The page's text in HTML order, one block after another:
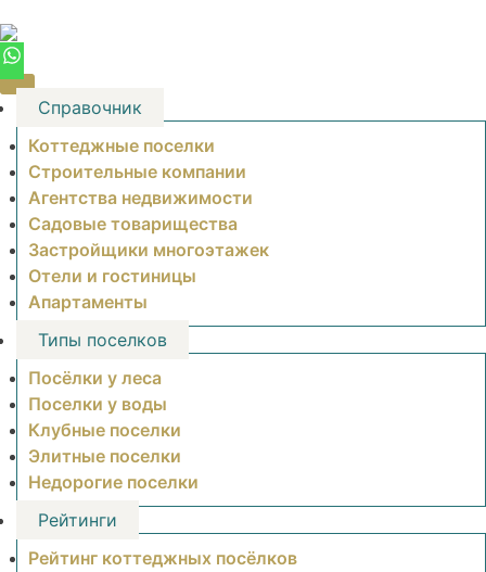
to
content
Справочник
Коттеджные поселки
Строительные компании
Агентства недвижимости
Садовые товарищества
Застройщики многоэтажек
Отели и гостиницы
Апартаменты
Типы поселков
Посёлки у леса
Поселки у воды
Клубные поселки
Элитные поселки
Недорогие поселки
Рейтинги
Рейтинг коттеджных посёлков